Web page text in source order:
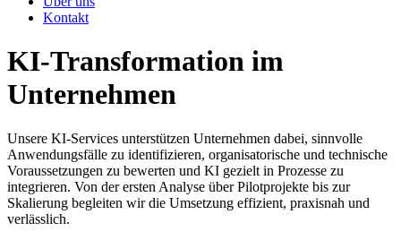
Kontakt
KI-Transformation im
Unternehmen
Unsere KI-Services unterstützen Unternehmen dabei, sinnvolle
Anwendungsfälle zu identifizieren, organisatorische und technische
Voraussetzungen zu bewerten und KI gezielt in Prozesse zu
integrieren. Von der ersten Analyse über Pilotprojekte bis zur
Skalierung begleiten wir die Umsetzung effizient, praxisnah und
verlässlich.